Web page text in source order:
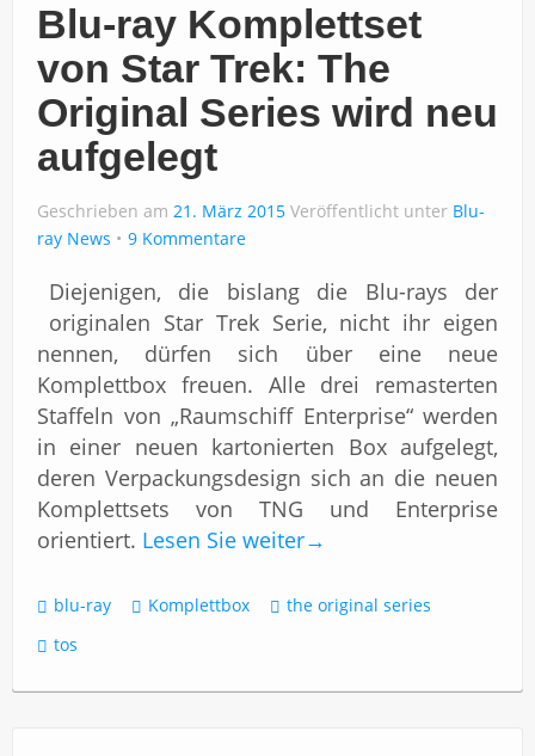
Kinofilme
Blu-ray / 4K
Über uns
Impressum
Blu-ray Komplettset
von Star Trek: The
Original Series wird neu
aufgelegt
Geschrieben am 21. März 2015 Veröffentlicht unter Blu-
ray News
9 Kommentare
Diejenigen, die bislang die Blu-rays der
originalen Star Trek Serie, nicht ihr eigen
nennen, dürfen sich über eine neue
Komplettbox freuen. Alle drei remasterten
Staffeln von „Raumschiff Enterprise“ werden
in einer neuen kartonierten Box aufgelegt,
deren Verpackungsdesign sich an die neuen
Komplettsets von TNG und Enterprise
orientiert. Lesen Sie weiter→
blu-ray Komplettbox
the original series
tos